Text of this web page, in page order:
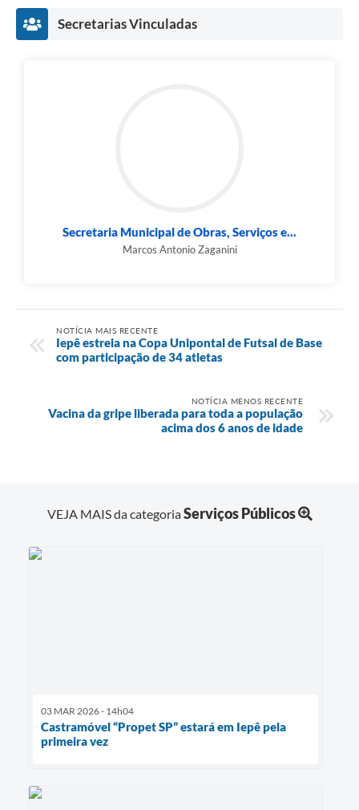
Secretarias Vinculadas
Secretaria Municipal de Obras, Serviços e...
Marcos Antonio Zaganini
NOTÍCIA MAIS RECENTE
Iepê estreia na Copa Unipontal de Futsal de Base
com participação de 34 atletas
NOTÍCIA MENOS RECENTE
Vacina da gripe liberada para toda a população
acima dos 6 anos de idade
VEJA MAIS da categoriaServiços Públicos
03 MAR 2026 - 14h04
Castramóvel “Propet SP” estará em Iepê pela
primeira vez